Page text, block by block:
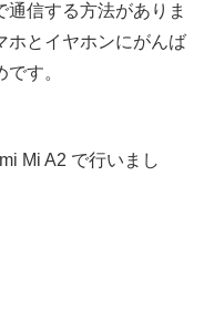
通信する方法がありま
ホとイヤホンにがんば
す。
Mi A2 で行いまし